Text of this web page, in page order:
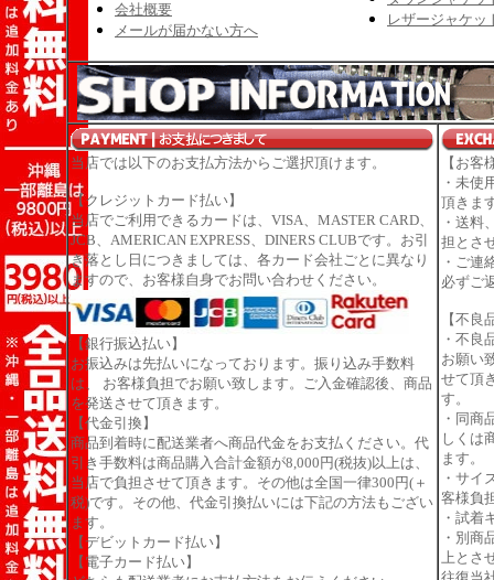
会社概要
メールが届かない方へ
レザージャケッ
当店では以下のお支払方法からご選択頂けます。
【クレジットカード払い】
当店でご利用できるカードは、VISA、MASTER CARD、
JCB、AMERICAN EXPRESS、DINERS CLUBです。お引
き落とし日につきましては、各カード会社ごとに異なり
ますので、お客様自身でお問い合わせください。
【銀行振込払い】
お振込みは先払いになっております。振り込み手数料
は、 お客様負担でお願い致します。ご入金確認後、商品
を発送させて頂きます。
【代金引換】
商品到着時に配送業者へ商品代金をお支払ください。代
引き手数料は商品購入合計金額が8,000円(税抜)以上は、
当店で負担させて頂きます。その他は全国一律300円(＋
税)です。その他、代金引換払いには下記の方法もござい
ます。
【デビットカード払い】
【電子カード払い】
【お
・未使
頂きま
・送料
担とさ
・ご連
必ずご
【不
・不良
お願い
せて頂
す。
・同商
しくは
ます。
・サイ
客様負
・試着
・別商
上とさ